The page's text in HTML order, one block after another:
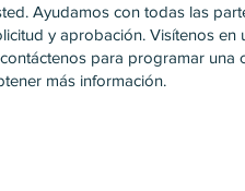
Ayudamos con todas las
y aprobación. Visítenos en
para programar una
más información.